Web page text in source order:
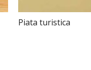
Piata turistica